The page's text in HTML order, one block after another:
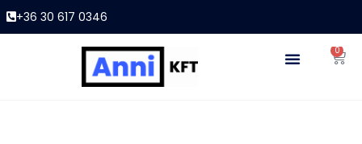
+36 30 617 0346
0